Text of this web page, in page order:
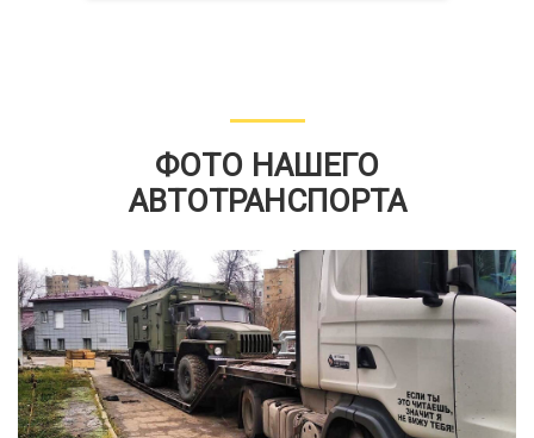
ФОТО НАШЕГО
АВТОТРАНСПОРТА